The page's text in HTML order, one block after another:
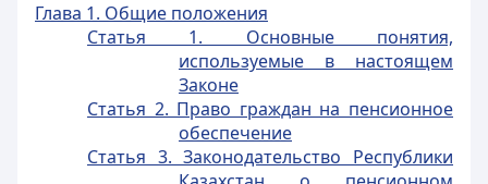
Глава 1. Общие положения
Статья 1. Основные понятия,
используемые в настоящем
Законе
Статья 2. Право граждан на пенсионное
обеспечение
Статья 3. Законодательство Республики